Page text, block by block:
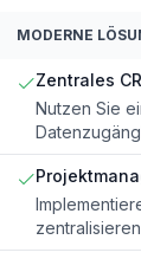
MODERNE
Zentrales
Nutzen Sie